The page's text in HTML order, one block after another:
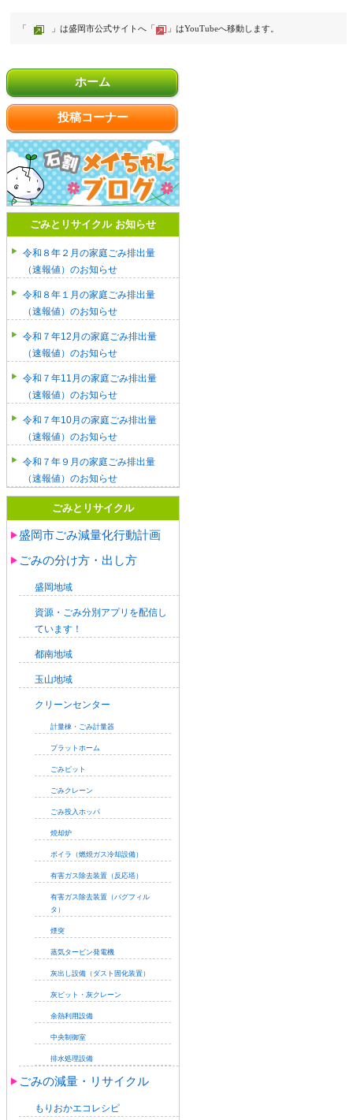
ホーム
投稿コーナー
ごみとリサイクル お知らせ
令和８年２月の家庭ごみ排出量
（速報値）のお知らせ
令和８年１月の家庭ごみ排出量
（速報値）のお知らせ
令和７年12月の家庭ごみ排出量
（速報値）のお知らせ
令和７年11月の家庭ごみ排出量
（速報値）のお知らせ
令和７年10月の家庭ごみ排出量
（速報値）のお知らせ
令和７年９月の家庭ごみ排出量
（速報値）のお知らせ
ごみとリサイクル
盛岡市ごみ減量化行動計画
ごみの分け方・出し方
盛岡地域
資源・ごみ分別アプリを配信し
ています！
都南地域
玉山地域
クリーンセンター
計量棟・ごみ計量器
プラットホーム
ごみピット
ごみクレーン
ごみ投入ホッパ
焼却炉
ボイラ（燃焼ガス冷却設備）
有害ガス除去装置（反応塔）
有害ガス除去装置（バグフィル
タ）
煙突
蒸気タービン発電機
灰出し設備（ダスト固化装置）
灰ピット・灰クレーン
余熱利用設備
中央制御室
排水処理設備
ごみの減量・リサイクル
もりおかエコレシピ
「 」は盛岡市公式サイトへ「 」はYouTubeへ移動します。